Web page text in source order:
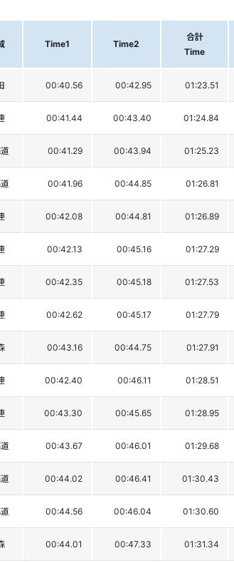
Time1 Time2
合計
Time
00:40.56 00:42.95 01:23.51
00:41.44 00:43.40 01:24.84
00:41.29 00:43.94 01:25.23
00:41.96 00:44.85 01:26.81
00:42.08 00:44.81 01:26.89
00:42.13 00:45.16 01:27.29
00:42.35 00:45.18 01:27.53
00:42.62 00:45.17 01:27.79
00:43.16 00:44.75 01:27.91
00:42.40 00:46.11 01:28.51
00:43.30 00:45.65 01:28.95
00:43.67 00:46.01 01:29.68
00:44.02 00:46.41 01:30.43
00:44.56 00:46.04 01:30.60
00:44.01 00:47.33 01:31.34